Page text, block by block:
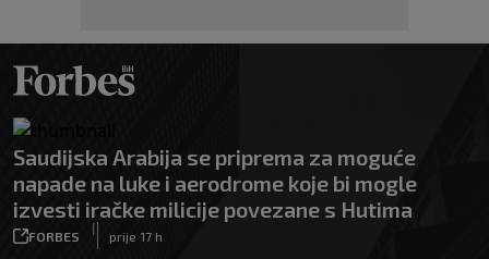
Saudijska Arabija se priprema za moguće
napade na luke i aerodrome koje bi mogle
izvesti iračke milicije povezane s Hutima
FORBES
|
prije 17 h